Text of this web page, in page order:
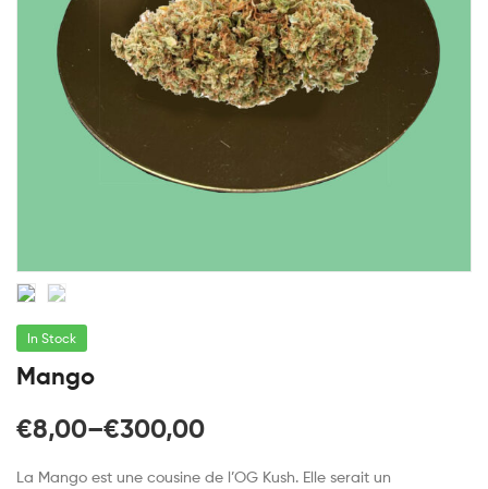
In Stock
Mango
€8,00–€300,00
La Mango est une cousine de l’OG Kush. Elle serait un